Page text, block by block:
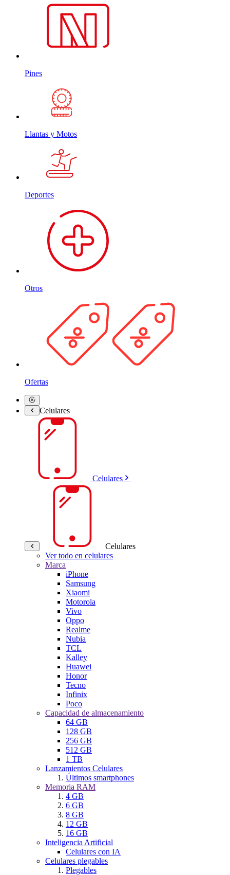
Pines
Llantas y Motos
Deportes
Otros
Ofertas
Celulares
Celulares
Celulares
Ver todo en celulares
Marca
iPhone
Samsung
Xiaomi
Motorola
Vivo
Oppo
Realme
Nubia
TCL
Kalley
Huawei
Honor
Tecno
Infinix
Poco
Capacidad de almacenamiento
64 GB
128 GB
256 GB
512 GB
1 TB
Lanzamientos Celulares
Últimos smartphones
Memoria RAM
4 GB
6 GB
8 GB
12 GB
16 GB
Inteligencia Artificial
Celulares con IA
Celulares plegables
Plegables